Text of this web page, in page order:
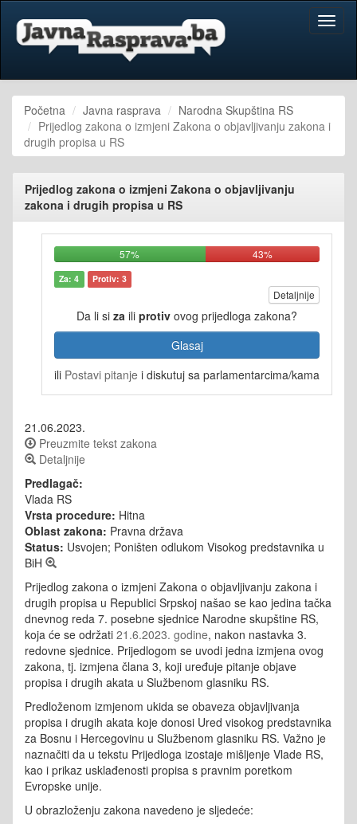
Početna Javna rasprava
Narodna Skupština RS
Prijedlog zakona o izmjeni Zakona o objavljivanju zakona i
drugih propisa u RS
Prijedlog zakona o izmjeni Zakona o objavljivanju
zakona i drugih propisa u RS
57% 43%
Za: 4 Protiv: 3
Detaljnije
Da li si za ili protiv ovog prijedloga zakona?
Glasaj
ili Postavi pitanje i diskutuj sa parlamentarcima/kama
21.06.2023.
Preuzmite tekst zakona
Detaljnije
Predlagač:
Vlada RS
Vrsta procedure: Hitna
Oblast zakona: Pravna država
Status: Usvojen; Poništen odlukom Visokog predstavnika u
BiH
Prijedlog zakona o izmjeni Zakona o objavljivanju zakona i
drugih propisa u Republici Srpskoj našao se kao jedina tačka
dnevnog reda 7. posebne sjednice Narodne skupštine RS,
koja će se održati 21.6.2023. godine, nakon nastavka 3.
redovne sjednice. Prijedlogom se uvodi jedna izmjena ovog
zakona, tj. izmjena člana 3, koji uređuje pitanje objave
propisa i drugih akata u Službenom glasniku RS.
Predloženom izmjenom ukida se obaveza objavljivanja
propisa i drugih akata koje donosi Ured visokog predstavnika
za Bosnu i Hercegovinu u Službenom glasniku RS. Važno je
naznačiti da u tekstu Prijedloga izostaje mišljenje Vlade RS,
kao i prikaz usklađenosti propisa s pravnim poretkom
Evropske unije.
U obrazloženju zakona navedeno je sljedeće: